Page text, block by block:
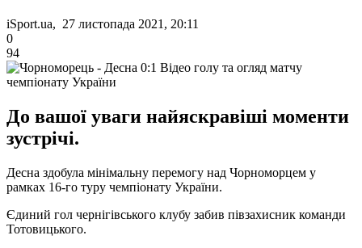
iSport.ua, 27 листопада 2021, 20:11
0
94
До вашої уваги найяскравіші моменти
зустрічі.
Десна здобула мінімальну перемогу над Чорноморцем у
рамках 16-го туру чемпіонату України.
Єдиний гол чернігівського клубу забив півзахисник команди
Тотовицького.